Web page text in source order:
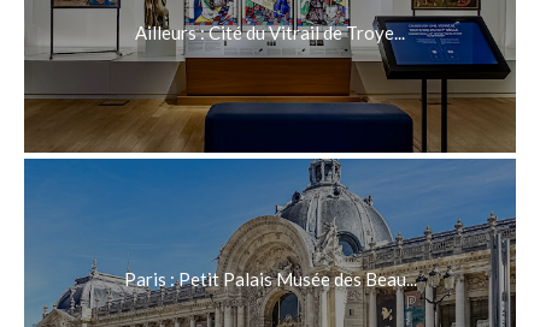
Ailleurs : Cité du Vitrail de Troye...
Paris : Petit Palais Musée des Beau...